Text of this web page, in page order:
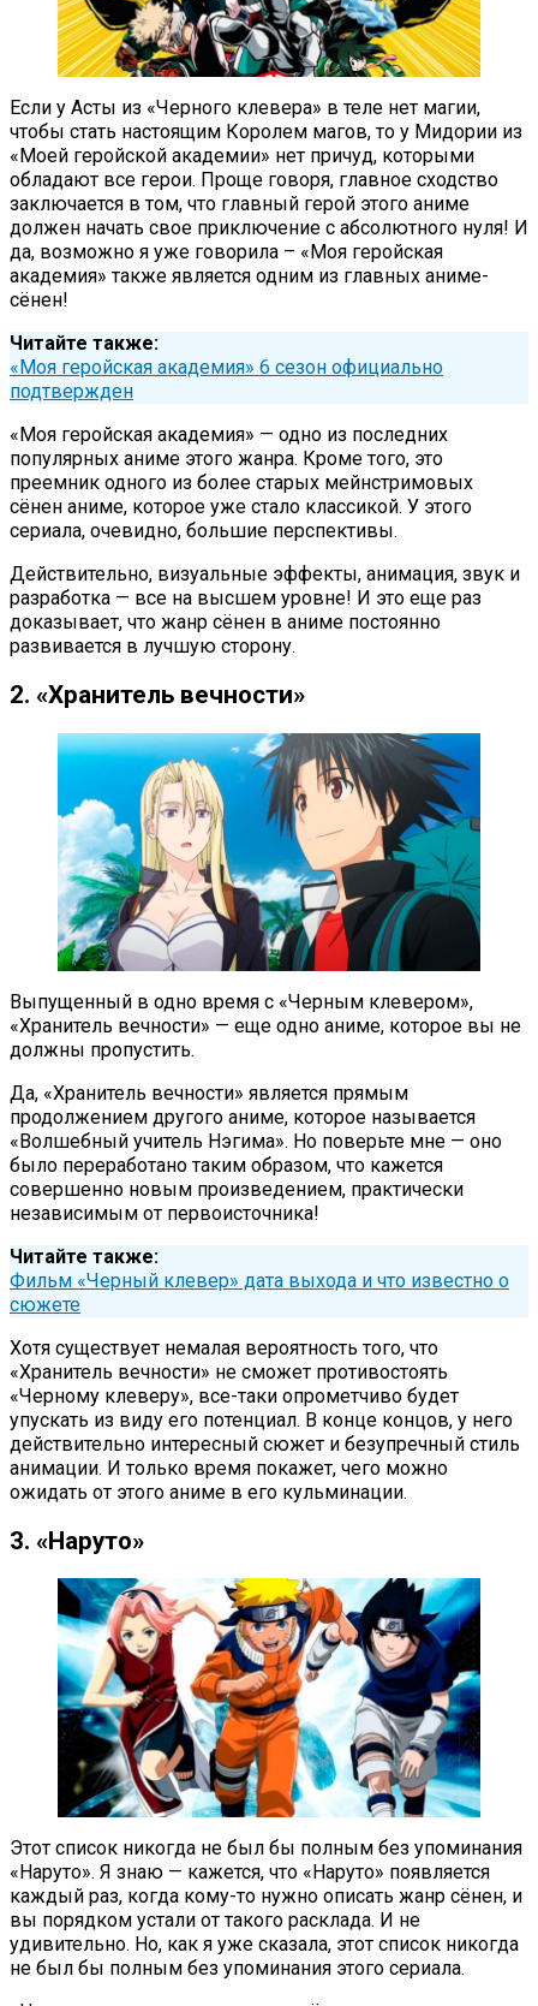
Если у Асты из «Черного клевера» в теле нет магии,
чтобы стать настоящим Королем магов, то у Мидории из
«Моей геройской академии» нет причуд, которыми
обладают все герои. Проще говоря, главное сходство
заключается в том, что главный герой этого аниме
должен начать свое приключение с абсолютного нуля! И
да, возможно я уже говорила – «Моя геройская
академия» также является одним из главных аниме-
сёнен!
Читайте также:
«Моя геройская академия» 6 сезон официально
подтвержден
«Моя геройская академия» — одно из последних
популярных аниме этого жанра. Кроме того, это
преемник одного из более старых мейнстримовых
сёнен аниме, которое уже стало классикой. У этого
сериала, очевидно, большие перспективы.
Действительно, визуальные эффекты, анимация, звук и
разработка — все на высшем уровне! И это еще раз
доказывает, что жанр сёнен в аниме постоянно
развивается в лучшую сторону.
2. «Хранитель вечности»
Выпущенный в одно время с «Черным клевером»,
«Хранитель вечности» — еще одно аниме, которое вы не
должны пропустить.
Да, «Хранитель вечности» является прямым
продолжением другого аниме, которое называется
«Волшебный учитель Нэгима». Но поверьте мне — оно
было переработано таким образом, что кажется
совершенно новым произведением, практически
независимым от первоисточника!
Читайте также:
Фильм «Черный клевер» дата выхода и что известно о
сюжете
Хотя существует немалая вероятность того, что
«Хранитель вечности» не сможет противостоять
«Черному клеверу», все-таки опрометчиво будет
упускать из виду его потенциал. В конце концов, у него
действительно интересный сюжет и безупречный стиль
анимации. И только время покажет, чего можно
ожидать от этого аниме в его кульминации.
3. «Наруто»
Этот список никогда не был бы полным без упоминания
«Наруто». Я знаю — кажется, что «Наруто» появляется
каждый раз, когда кому-то нужно описать жанр сёнен, и
вы порядком устали от такого расклада. И не
удивительно. Но, как я уже сказала, этот список никогда
не был бы полным без упоминания этого сериала.